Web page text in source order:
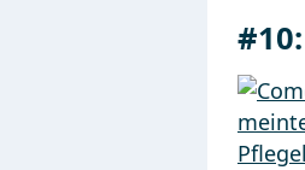
#10: